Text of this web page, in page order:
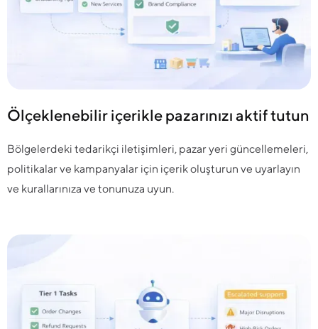
Ölçeklenebilir içerikle pazarınızı aktif tutun
Bölgelerdeki tedarikçi iletişimleri, pazar yeri güncellemeleri,
politikalar ve kampanyalar için içerik oluşturun ve uyarlayın
ve kurallarınıza ve tonunuza uyun.